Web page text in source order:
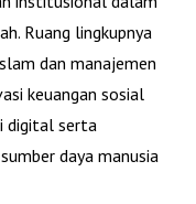
Ruang lingkupnya
dan manajemen
keuangan sosial
digital serta
daya manusia